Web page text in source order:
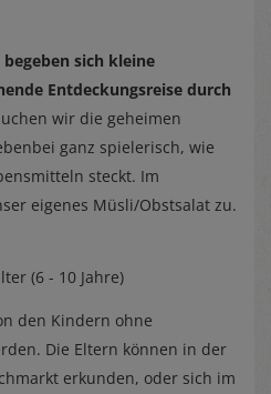
sich kleine
Entdeckungsreise durch
wir die geheimen
ganz spielerisch, wie
steckt. Im
eigenes Müsli/Obstsalat zu.
(6 - 10 Jahre)
den Kindern ohne
Die Eltern können in der
erkunden, oder sich im